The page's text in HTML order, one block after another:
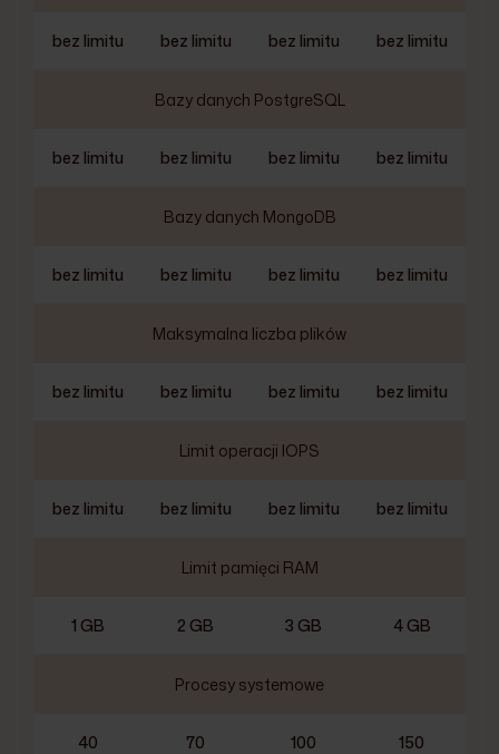
bez limitu bez limitu bez limitu bez limitu
Bazy danych PostgreSQL
bez limitu bez limitu bez limitu bez limitu
Bazy danych MongoDB
bez limitu bez limitu bez limitu bez limitu
Maksymalna liczba plików
bez limitu bez limitu bez limitu bez limitu
Limit operacji IOPS
bez limitu bez limitu bez limitu bez limitu
Limit pamięci RAM
1 GB 2 GB 3 GB 4 GB
Procesy systemowe
40 70 100 150